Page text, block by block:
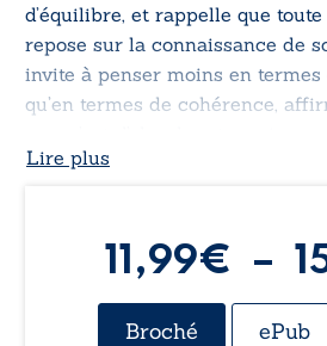
d’équilibre, et rappelle que
repose sur la connaissance de
invite à penser moins en
qu’en termes de cohérence,
Lire plus
11,99€ –
Broché ePub